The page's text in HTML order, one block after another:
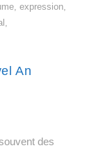
expression,
An
des